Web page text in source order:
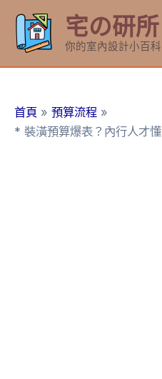
要
宅の研所
你的室內設計小百科
首頁
預算流程
* 裝潢預算爆表？內行人才懂